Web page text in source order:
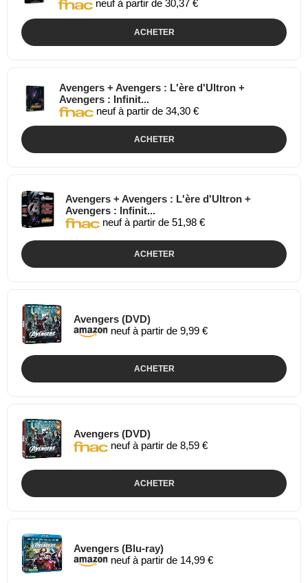
neuf à partir de 30,37 €
ACHETER
Avengers + Avengers : L'ère d'Ultron +
Avengers : Infinit...
neuf à partir de 34,30 €
ACHETER
Avengers + Avengers : L'ère d'Ultron +
Avengers : Infinit...
neuf à partir de 51,98 €
ACHETER
Avengers (DVD)
neuf à partir de 9,99 €
ACHETER
Avengers (DVD)
neuf à partir de 8,59 €
ACHETER
Avengers (Blu-ray)
neuf à partir de 14,99 €